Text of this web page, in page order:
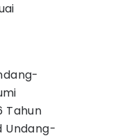
Tahun
Undang-